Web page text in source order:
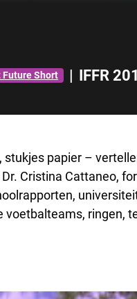
Future Short | IFFR
stukjes papier –
Cristina Cattaneo,
voetbalteams, ringen,